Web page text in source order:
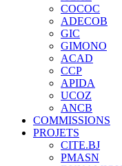
COCOC
ADECOB
GIC
GIMONO
ACAD
CCP
APIDA
UCOZ
ANCB
COMMISSIONS
PROJETS
CITE.BJ
PMASN